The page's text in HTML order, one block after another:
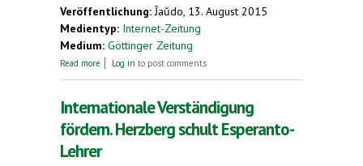
Veröffentlichung: Ĵaŭdo, 13. August 2015
Medientyp: Internet-Zeitung
Medium: Göttinger Zeitung
Read more about Interkulturelles Zentrum Herzberg
Log in to post comments
Internationale Verständigung
fördern. Herzberg schult Esperanto-
Lehrer